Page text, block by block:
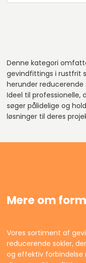
Denne kategori
gevindfittings i rustfrit
herunder reducerende
Ideel til professionelle,
søger pålidelige og
løsninger til deres
Mere om
Vores sortiment af
reducerende sokler,
og effektiv forbindelse